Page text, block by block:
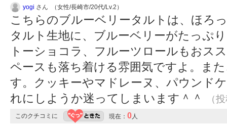
yogi さん （女性/長崎市/20代/Lv.2）
こちらのブルーベリータルトは、ほろ
タルト生地に、ブルーベリーがたっぷ
トーショコラ、フルーツロールもおス
ペースも落ち着ける雰囲気ですよ。ま
す。クッキーやマドレーヌ、パウンド
れにしようか迷ってしまいます＾＾
（
このクチコミに 現在： 0人